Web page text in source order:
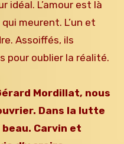
idéal. L’amour est là
meurent. L’un et
Assoiffés, ils
pour oublier la réalité.
Mordillat, nous
Dans la lutte
beau. Carvin et